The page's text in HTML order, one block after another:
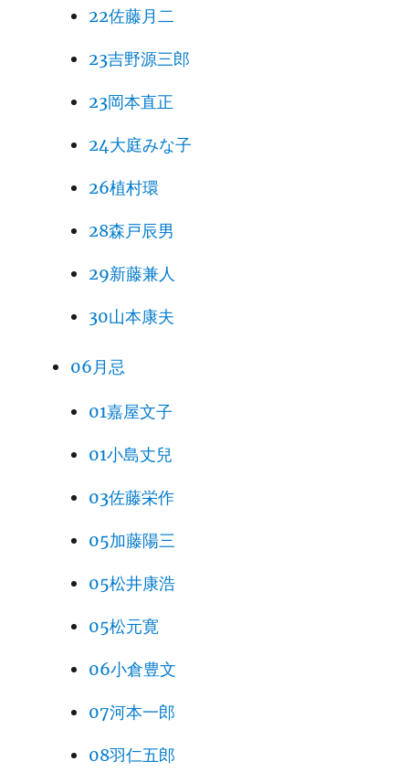
22佐藤月二
23吉野源三郎
23岡本直正
24大庭みな子
26植村環
28森戸辰男
29新藤兼人
30山本康夫
06月忌
01嘉屋文子
01小島丈兒
03佐藤栄作
05加藤陽三
05松井康浩
05松元寛
06小倉豊文
07河本一郎
08羽仁五郎